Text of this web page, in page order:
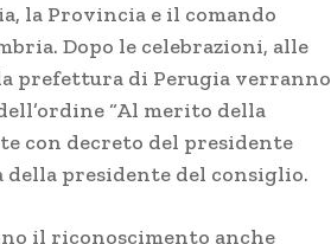
la Provincia e il comando
Dopo le celebrazioni, alle
prefettura di Perugia verranno
“Al merito della
con decreto del presidente
della presidente del consiglio.
il riconoscimento anche